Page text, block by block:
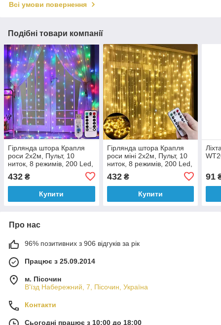
Всі умови повернення
Подібні товари компанії
Гірлянда штора Крапля
роси 2x2м, Пульт, 10
ниток, 8 режимів, 200 Led,
різнокольорова
432 ₴
Купити
Гірлянда штора Крапля
роси міні 2х2м, Пульт, 10
ниток, 8 режимів, 200 Led,
USB+Батарейка, золото
432₴
Купити
91
Про нас
96% позитивних з 906 відгуків за рік
Працює з 25.09.2014
м. Пісочин
В'їзд Набережний, 7, Пісочин, Україна
Контакти
Сьогодні працює з 10:00 до 18:00